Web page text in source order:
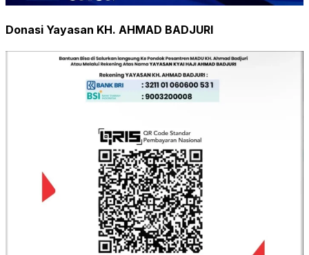
Donasi Yayasan KH. AHMAD BADJURI